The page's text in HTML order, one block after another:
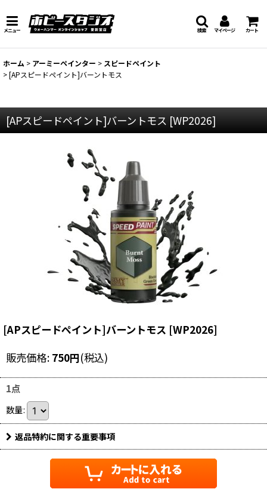
メニュー マイページ カート
検索
ホーム > アーミーペインター > スピードペイント
>[APスピードペイント]バーントモス
[APスピードペイント]バーントモス [WP2026]
[APスピードペイント]バーントモス [WP2026]
販売価格: 750円(税込)
1点
数量:
返品特約に関する重要事項